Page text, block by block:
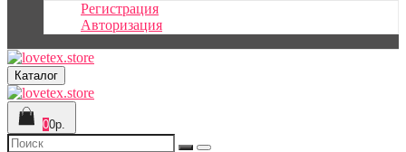
Регистрация
Авторизация
Каталог
00р.